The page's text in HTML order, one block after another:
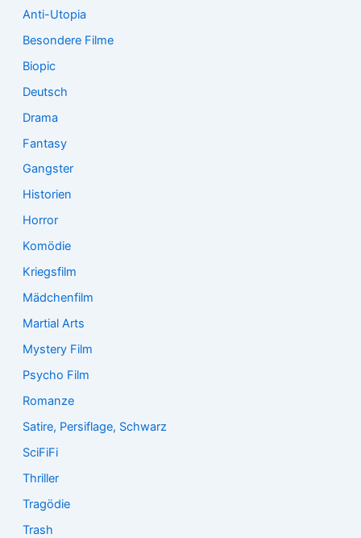
Anti-Utopia
Besondere Filme
Biopic
Deutsch
Drama
Fantasy
Gangster
Historien
Horror
Komödie
Kriegsfilm
Mädchenfilm
Martial Arts
Mystery Film
Psycho Film
Romanze
Satire, Persiflage, Schwarz
SciFiFi
Thriller
Tragödie
Trash